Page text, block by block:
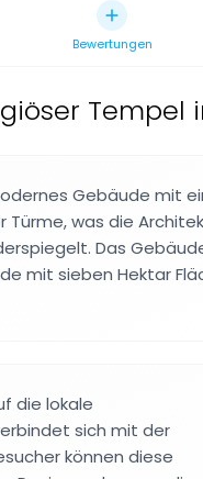
Bewertungen
Tempel
Gebäude mit
was die
Das
mit sieben Hektar
die lokale
sich mit der
können diese